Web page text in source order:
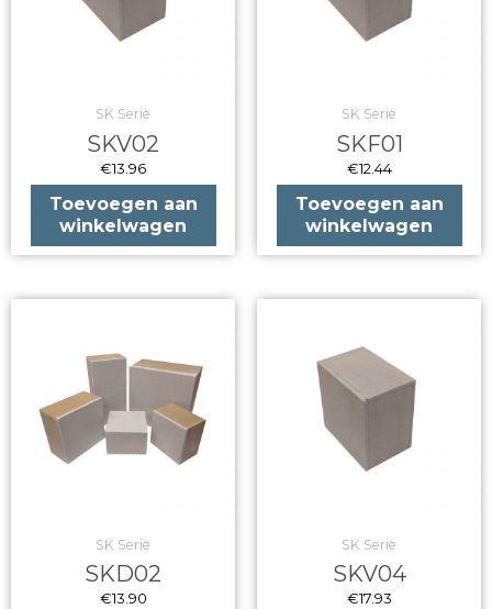
SK Serie
SKV02
€13.96
Toevoegen aan
winkelwagen
SK Serie
SKF01
€12.44
Toevoegen aan
winkelwagen
SK Serie
SKD02
€13.90
SK Serie
SKV04
€17.93